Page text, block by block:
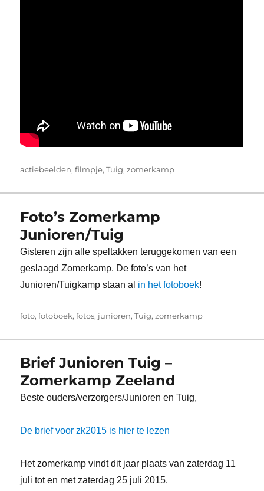
Tags
actiebeelden,filmpje,Tuig,zomerkamp
Foto’s Zomerkamp
Junioren/Tuig
Gisteren zijn alle speltakken teruggekomen van een
geslaagd Zomerkamp. De foto’s van het
Junioren/Tuigkamp staan al in het fotoboek!
Tags
foto,fotoboek,fotos, junioren,Tuig,zomerkamp
Brief Junioren Tuig –
Zomerkamp Zeeland
Beste ouders/verzorgers/Junioren en Tuig,
De brief voor zk2015 is hier te lezen
Het zomerkamp vindt dit jaar plaats van zaterdag 11
juli tot en met zaterdag 25 juli 2015.